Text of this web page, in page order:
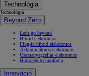
Technológia
Technológia
Beyond Zero
Let's go beyond
Hibrid elektromos
Plug-in hibrid elektromos
Akkumulátoros elektromos
Üzemanyagcellás elektromos
Hidrogén technológia
Innováció